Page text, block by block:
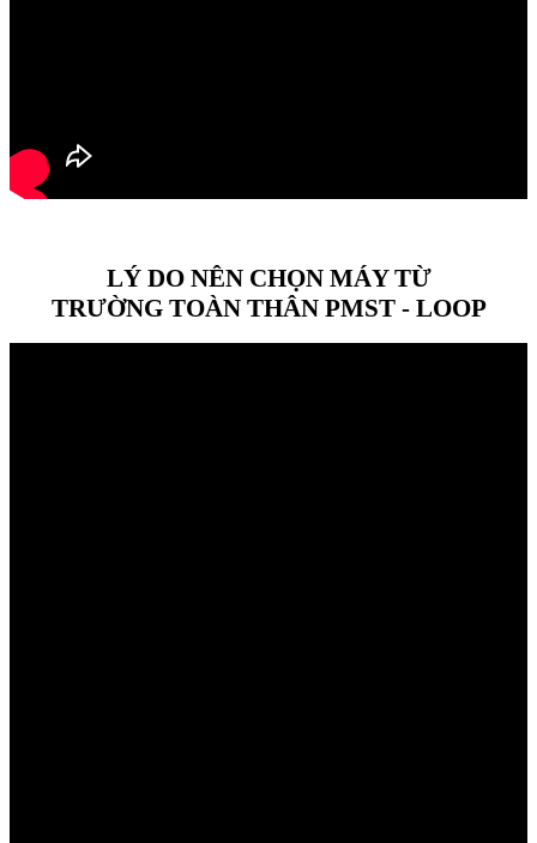
LÝ DO NÊN CHỌN MÁY TỪ
TRƯỜNG TOÀN THÂN PMST - LOOP